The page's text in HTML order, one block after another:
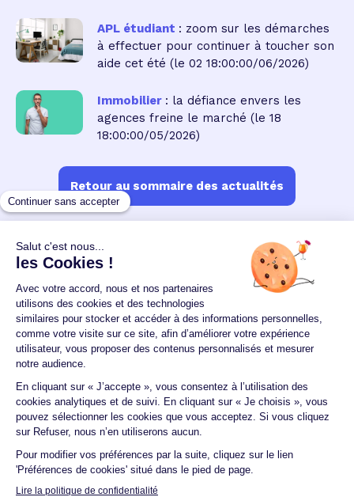
APL étudiant : zoom sur les démarches
à effectuer pour continuer à toucher son
aide cet été (le 02 18:00:00/06/2026)
Immobilier : la défiance envers les
agences freine le marché (le 18
18:00:00/05/2026)
Retour au sommaire des actualités
Un crédit vous engage et doit être remboursé.
Vérifiez vos capacités de remboursement avant de
vous engager.
Aucun versement, de quelque nature que ce soit, ne
peut être exigé d'un particulier avant l'obtention
d'un ou plusieurs prêts d'argent.
© 2026 Guide du crédit •Plan du site• Mentions
Accessibilité Contact